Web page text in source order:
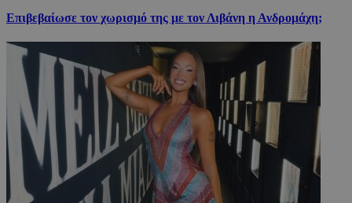
Επιβεβαίωσε τον χωρισμό της με τον Λιβάνη η Ανδρομάχη;